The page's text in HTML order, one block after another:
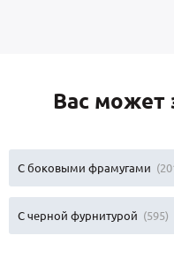
Вас может
С боковыми фрамугами
С черной фурнитурой (595)